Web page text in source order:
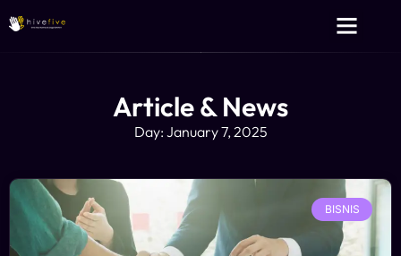
Article & News
Day: January 7, 2025
BISNIS